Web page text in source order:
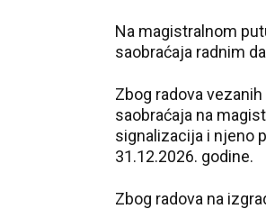
Na magistralnom
saobraćaja radnim
Zbog radova
saobraćaja na
signalizacija i njeno
31.12.2026. godine.
Zbog radova na